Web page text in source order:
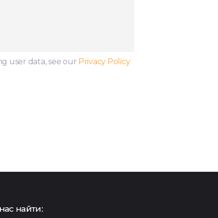
user data, see our Privacy Policy
найти: